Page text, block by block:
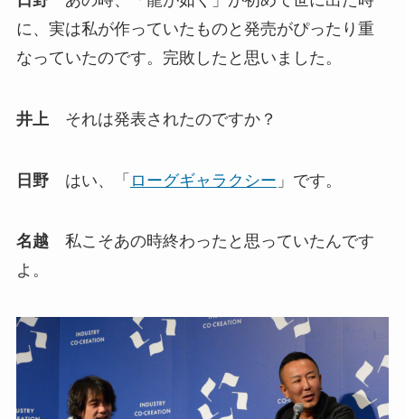
に、実は私が作っていたものと発売がぴったり重
なっていたのです。完敗したと思いました。
井上 それは発表されたのですか？
日野はい、「 ローグギャラクシー 」です。
名越私こそあの時終わったと思っていたんです
よ。